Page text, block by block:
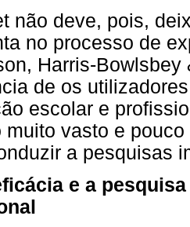
não deve, pois,
no processo de
Harris-
de os
escolar e
muito vasto e
a pesquisas
e a